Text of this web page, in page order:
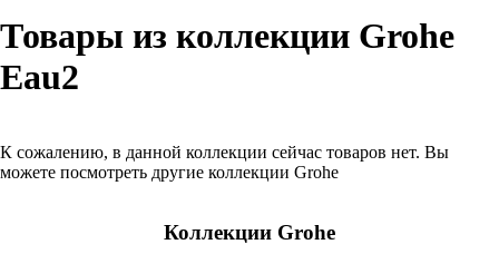
Товары из коллекции Grohe
Eau2
К сожалению, в данной коллекции сейчас товаров нет. Вы
можете посмотреть другие коллекции Grohe
Коллекции Grohe